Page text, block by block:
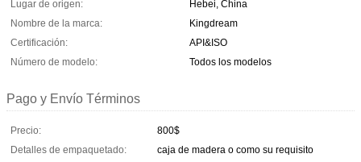
Lugar de origen:
Hebei, China
Nombre de la marca:
Kingdream
Certificación:
API&ISO
Número de modelo:
Todos los modelos
Pago y Envío Términos
Precio:
800$
Detalles de empaquetado:
caja de madera o como su requisito